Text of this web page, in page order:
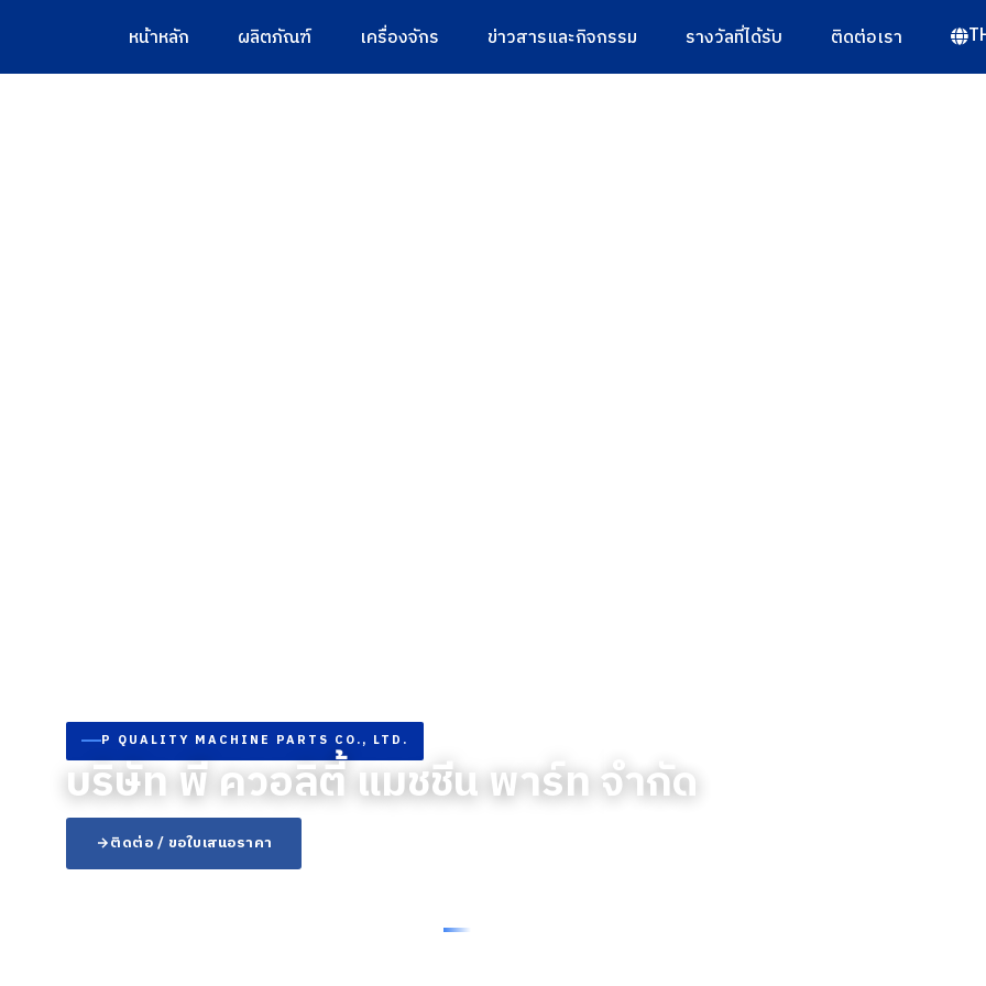
หน้าหลัก ผลิตภัณฑ์ เครื่องจักร ข่าวสารและกิจกรรม รางวัลที่ได้รับ ติดต่อเรา
Precision CNC Machining & Parts Manufacturer
P QUALITY MACHINE PARTS CO., LTD.
บริษัท พี ควอลิตี้ แมชชีน พาร์ท จำกัด
ติดต่อ / ขอใบเสนอราคา